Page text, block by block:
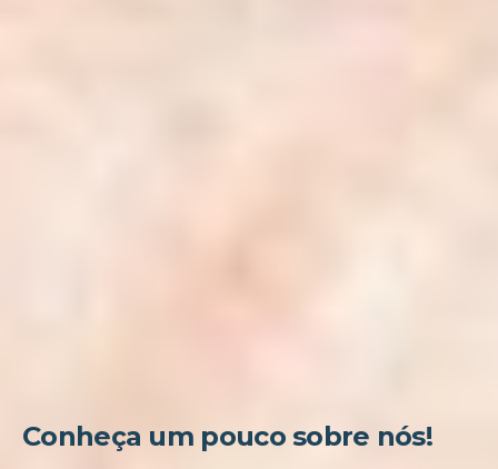
Conheça um pouco sobre nós!